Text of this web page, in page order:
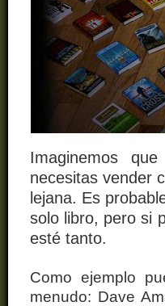
Imaginemos
necesitas vender
lejana. Es
solo libro, pero si
esté tanto.
Como ejemplo
menudo: Dave